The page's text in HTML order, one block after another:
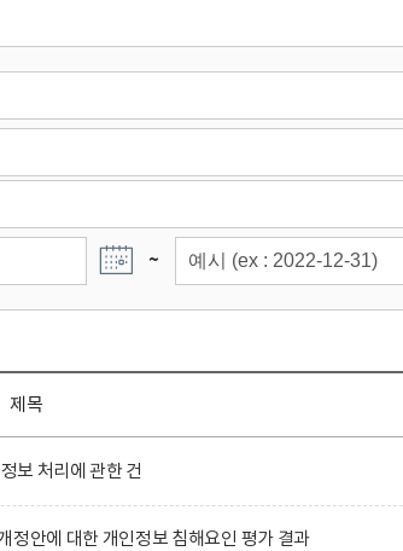
~
제목
보 처리에 관한 건
정안에 대한 개인정보 침해요인 평가 결과